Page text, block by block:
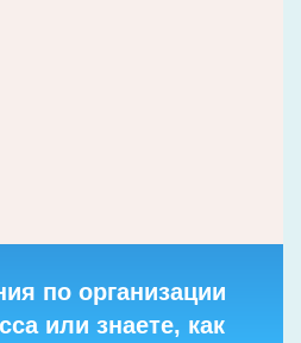
по организации
или знаете, как